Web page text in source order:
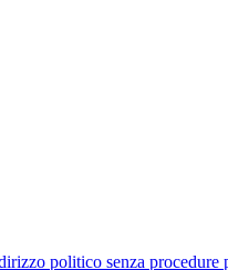
politico senza